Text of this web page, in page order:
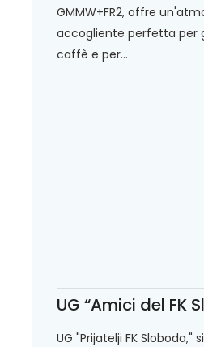
GMMW+FR2, offre
accogliente perfetta per
caffè e per...
UG “Amici del FK
UG "Prijatelji FK Sloboda,"